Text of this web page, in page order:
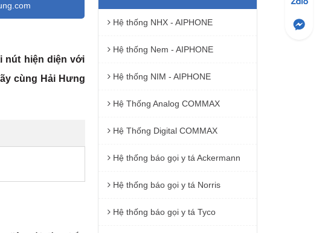
nút hiện diện với
cùng Hải Hưng
Hệ thống NHX - AIPHONE
Hệ thống Nem - AIPHONE
Hệ thống NIM - AIPHONE
Hệ Thống Analog COMMAX
Hệ Thống Digital COMMAX
Hệ thống báo gọi y tá Ackermann
Hệ thống báo gọi y tá Norris
Hệ thống báo gọi y tá Tyco